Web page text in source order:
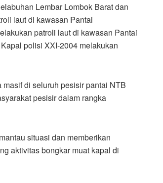
Lembar Lombok Barat dan
laut di kawasan Pantai
patroli laut di kawasan Pantai
polisi XXI-2004 melakukan
di seluruh pesisir pantai NTB
pesisir dalam rangka
situasi dan memberikan
aktivitas bongkar muat kapal di